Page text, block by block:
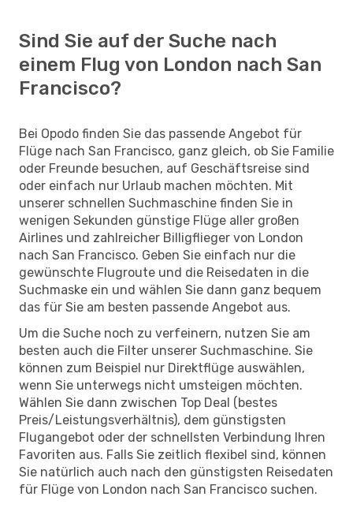
Sind Sie auf der Suche nach
einem Flug von London nach San
Francisco?
Bei Opodo finden Sie das passende Angebot für
Flüge nach San Francisco, ganz gleich, ob Sie Familie
oder Freunde besuchen, auf Geschäftsreise sind
oder einfach nur Urlaub machen möchten. Mit
unserer schnellen Suchmaschine finden Sie in
wenigen Sekunden günstige Flüge aller großen
Airlines und zahlreicher Billigflieger von London
nach San Francisco. Geben Sie einfach nur die
gewünschte Flugroute und die Reisedaten in die
Suchmaske ein und wählen Sie dann ganz bequem
das für Sie am besten passende Angebot aus.
Um die Suche noch zu verfeinern, nutzen Sie am
besten auch die Filter unserer Suchmaschine. Sie
können zum Beispiel nur Direktflüge auswählen,
wenn Sie unterwegs nicht umsteigen möchten.
Wählen Sie dann zwischen Top Deal (bestes
Preis/Leistungsverhältnis), dem günstigsten
Flugangebot oder der schnellsten Verbindung Ihren
Favoriten aus. Falls Sie zeitlich flexibel sind, können
Sie natürlich auch nach den günstigsten Reisedaten
für Flüge von London nach San Francisco suchen.